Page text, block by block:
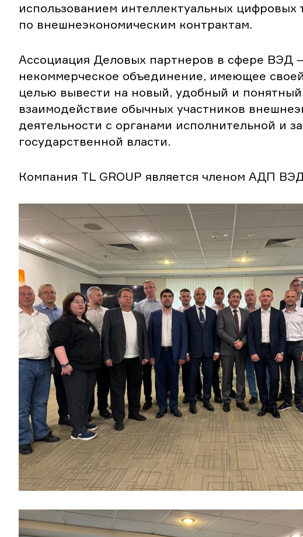
использованием интеллектуальных цифровых
по внешнеэкономическим контрактам.
Ассоциация Деловых партнеров в сфере ВЭД
некоммерческое объединение, имеющее
целью вывести на новый, удобный и
взаимодействие обычных участников
деятельности с органами исполнительной и
государственной власти.
Компания TL GROUP является членом АДП